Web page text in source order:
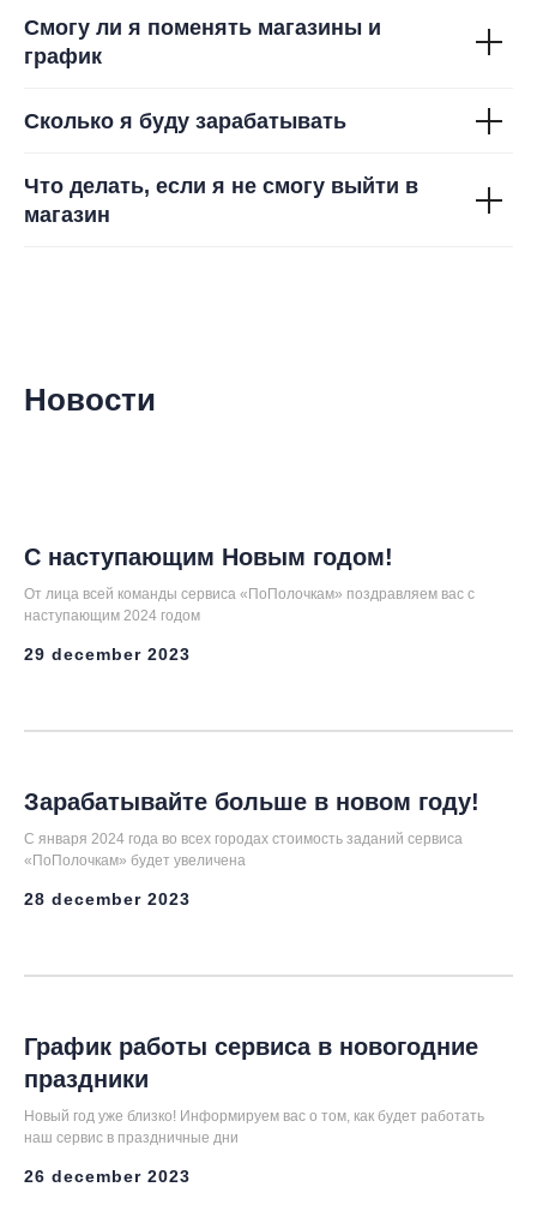
Смогу ли я поменять магазины и
график
Сколько я буду зарабатывать
Что делать, если я не смогу выйти в
магазин
Новости
С наступающим Новым годом!
От лица всей команды сервиса «ПоПолочкам» поздравляем вас с
наступающим 2024 годом
29 december 2023
Зарабатывайте больше в новом году!
С января 2024 года во всех городах стоимость заданий сервиса
«ПоПолочкам» будет увеличена
28 december 2023
График работы сервиса в новогодние
праздники
Новый год уже близко! Информируем вас о том, как будет работать
наш сервис в праздничные дни
26 december 2023